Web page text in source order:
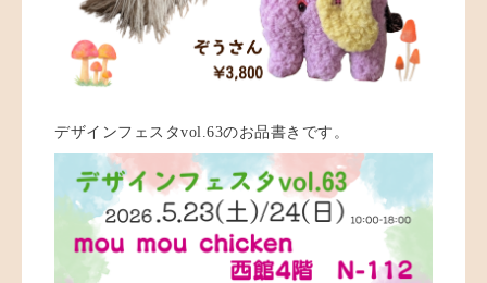
デザインフェスタvol.63のお品書きです。